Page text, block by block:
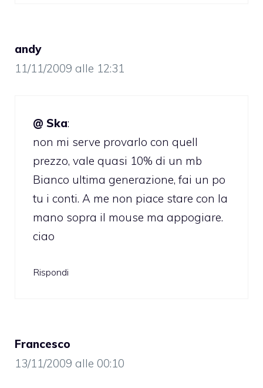
andy
11/11/2009 alle 12:31
@ Ska:
non mi serve provarlo con quell
prezzo, vale quasi 10% di un mb
Bianco ultima generazione, fai un po
tu i conti. A me non piace stare con la
mano sopra il mouse ma appogiare.
ciao
Rispondi
Francesco
13/11/2009 alle 00:10